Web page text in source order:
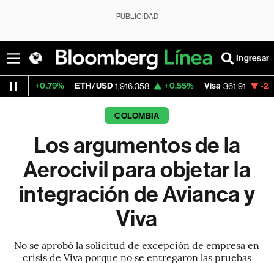
PUBLICIDAD
Ingresar
ETH/USD 1,916.358 +0.55% Visa 361.91 -2.31%
COLOMBIA
Los argumentos de la
Aerocivil para objetar la
integración de Avianca y
Viva
No se aprobó la solicitud de excepción de empresa en
crisis de Viva porque no se entregaron las pruebas